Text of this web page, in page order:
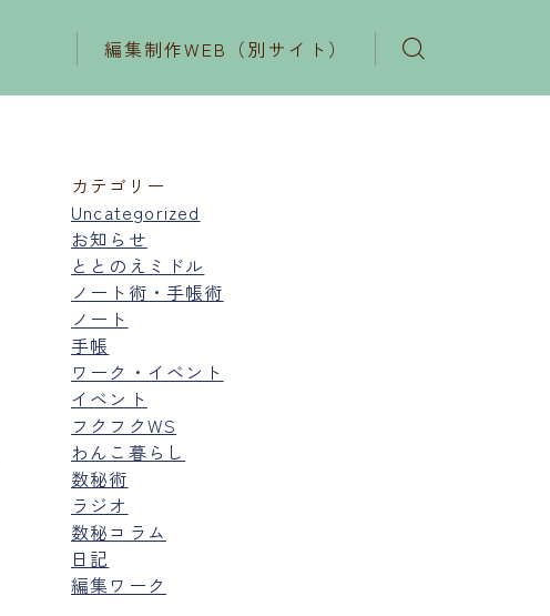
編集制作WEB（別サイト）
カテゴリー
Uncategorized
お知らせ
ととのえミドル
ノート術・手帳術
ノート
手帳
ワーク・イベント
イベント
フクフクWS
わんこ暮らし
数秘術
ラジオ
数秘コラム
日記
編集ワーク